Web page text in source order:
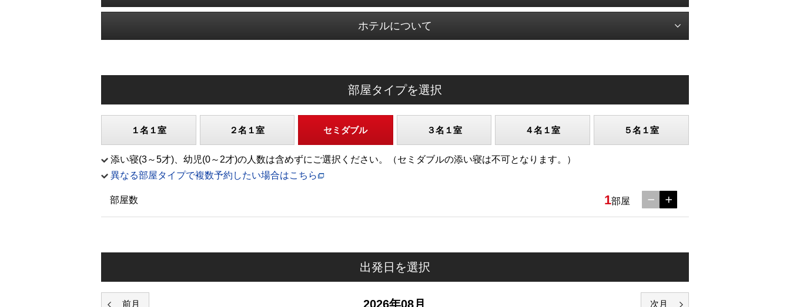
ホテルについて
部屋タイプを選択
１名１室 ２名１室 セミダブル ３名１室 ４名１室 ５名１室
添い寝(3～5才)、幼児(0～2才)の人数は含めずにご選択ください。（セミダブルの添い寝は不可となります。）
異なる部屋タイプで複数予約したい場合はこちら
部屋数 1部屋
出発日を選択
2026年08月